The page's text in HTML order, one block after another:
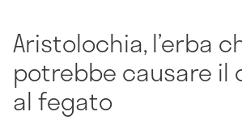
Aristolochia, l’erba
potrebbe causare il
al fegato